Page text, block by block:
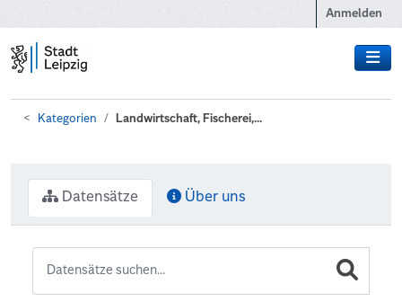
Anmelden
Kategorien Landwirtschaft, Fischerei,...
Datensätze Über uns